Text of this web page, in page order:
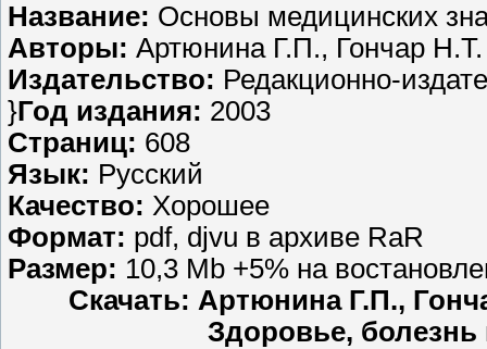
Название: Основы медицинских
Авторы: Артюнина Г.П., Гончар Н.Т.
Издательство: Редакционно-
}Год издания: 2003
Страниц: 608
Язык: Русский
Качество: Хорошее
Формат: pdf, djvu в архиве RaR
Размер: 10,3 Mb +5% на
Скачать: Артюнина Г.П.,
Здоровье, болезнь